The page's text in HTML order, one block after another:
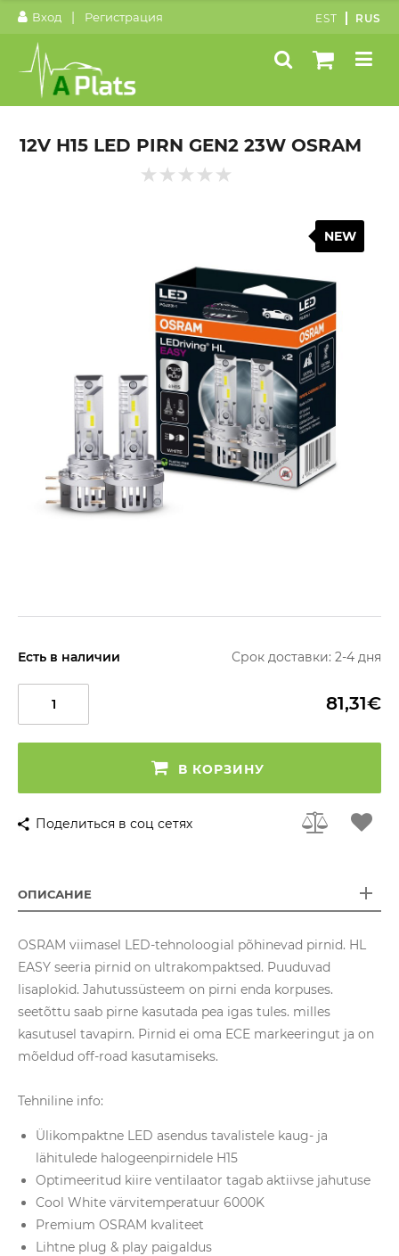
Вход | Регистрация EST RUS
12V H15 LED PIRN GEN2 23W OSRAM
NEW
Есть в наличии Срок доставки: 2-4 дня
81,31€
В КОРЗИНУ
Поделиться в соц сетях
ОПИСАНИЕ
OSRAM viimasel LED-tehnoloogial põhinevad pirnid. HL
EASY seeria pirnid on ultrakompaktsed. Puuduvad
lisaplokid. Jahutussüsteem on pirni enda korpuses.
seetõttu saab pirne kasutada pea igas tules. milles
kasutusel tavapirn. Pirnid ei oma ECE markeeringut ja on
mõeldud off-road kasutamiseks.
Tehniline info:
Ülikompaktne LED asendus tavalistele kaug- ja
lähitulede halogeenpirnidele H15
Optimeeritud kiire ventilaator tagab aktiivse jahutuse
Cool White värvitemperatuur 6000K
Premium OSRAM kvaliteet
Lihtne plug & play paigaldus